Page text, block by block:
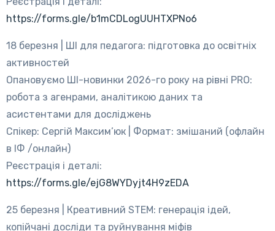
https://forms.gle/b1mCDLogUUHTXPNo6
18 березня | ШІ для педагога: підготовка до освітніх
активностей
Опановуємо ШІ-новинки 2026-го року на рівні PRO:
робота з агенрами, аналітикою даних та
асистентами для досліджень
Спікер: Сергій Максим’юк | Формат: змішаний (офлайн
в ІФ /онлайн)
Реєстрація і деталі:
https://forms.gle/ejG8WYDyjt4H9zEDA
25 березня | Креативний STEM: генерація ідей,
копійчані досліди та руйнування міфів